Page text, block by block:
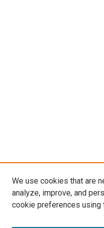
We use cookies that are
analyze, improve, and
cookie preferences using